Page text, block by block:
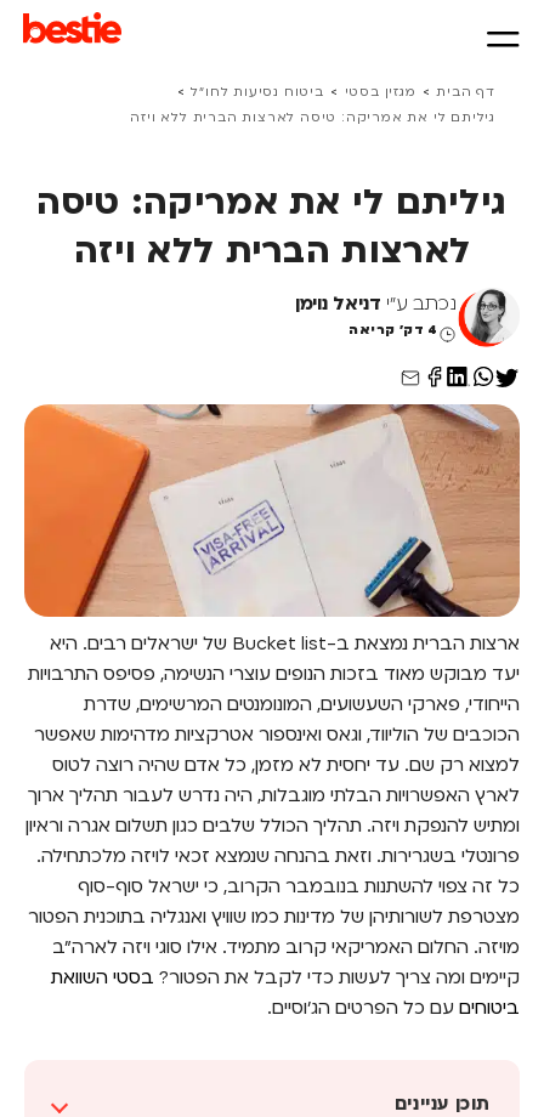
דף הבית > מגזין בסטי > ביטוח נסיעות לחו״ל >
גיליתם לי את אמריקה: טיסה לארצות הברית ללא ויזה
גיליתם לי את אמריקה: טיסה
לארצות הברית ללא ויזה
נכתב ע"י דניאל נוימן
4 דק' קריאה
ארצות הברית נמצאת ב-Bucket list של ישראלים רבים. היא
יעד מבוקש מאוד בזכות הנופים עוצרי הנשימה, פסיפס התרבויות
הייחודי, פארקי השעשועים, המונומנטים המרשימים, שדרת
הכוכבים של הוליווד, וגאס ואינספור אטרקציות מדהימות שאפשר
למצוא רק שם. עד יחסית לא מזמן, כל אדם שהיה רוצה לטוס
לארץ האפשרויות הבלתי מוגבלות, היה נדרש לעבור תהליך ארוך
ומתיש להנפקת ויזה. תהליך הכולל שלבים כגון תשלום אגרה וראיון
פרונטלי בשגרירות. וזאת בהנחה שנמצא זכאי לויזה מלכתחילה.
כל זה צפוי להשתנות בנובמבר הקרוב, כי ישראל סוף-סוף
מצטרפת לשורותיהן של מדינות כמו שוויץ ואנגליה בתוכנית הפטור
מויזה. החלום האמריקאי קרוב מתמיד. אילו סוגי ויזה לארה"ב
קיימים ומה צריך לעשות כדי לקבל את הפטור? בסטי השוואת
ביטוחים עם כל הפרטים הג'וסיים.
תוכן עניינים